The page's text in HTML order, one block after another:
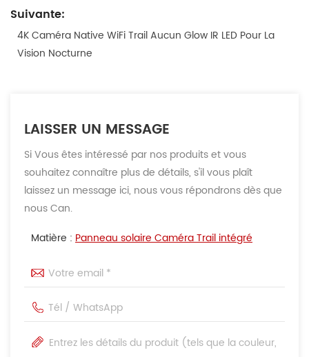
Suivante:
4K Caméra Native WiFi Trail Aucun Glow IR LED Pour La
Vision Nocturne
LAISSER UN MESSAGE
Si Vous êtes intéressé par nos produits et vous
souhaitez connaître plus de détails, s'il vous plaît
laissez un message ici, nous vous répondrons dès que
nous Can.
Matière : Panneau solaire Caméra Trail intégré